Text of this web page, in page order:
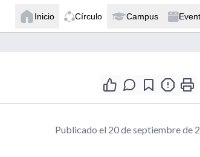
Inicio Círculo Campus
Publicado el 20 de septiembre de